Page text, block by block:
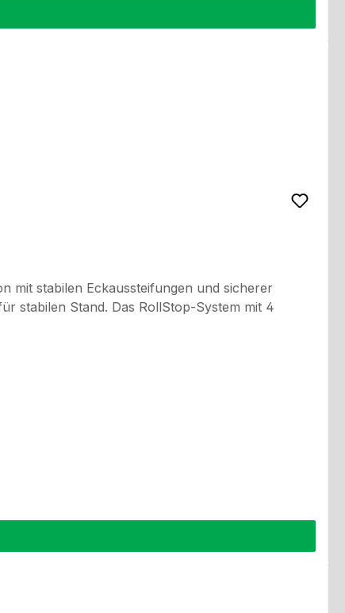
mit stabilen Eckaussteifungen und sicherer
stabilen Stand. Das RollStop-System mit 4